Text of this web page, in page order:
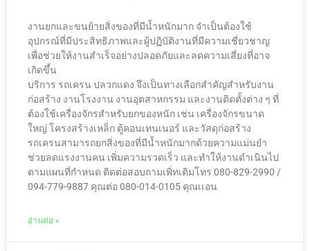
งานยกและขนย้ายสิ่งของที่มีน้ำหนักมาก จำเป็นต้องใช้
อุปกรณ์ที่มีประสิทธิภาพและผู้ปฏิบัติงานที่มีความเชี่ยวชาญ
เพื่อช่วยให้งานสำเร็จอย่างปลอดภัยและลดความเสี่ยงที่อาจ
เกิดขึ้น
บริการ รถเครน ปลวกแดง จึงเป็นทางเลือกสำคัญสำหรับงาน
ก่อสร้าง งานโรงงาน งานอุตสาหกรรม และงานติดตั้งต่าง ๆ ที่
ต้องใช้เครื่องจักรสำหรับยกของหนัก เช่น เครื่องจักรขนาด
ใหญ่ โครงสร้างเหล็ก ตู้คอนเทนเนอร์ และวัสดุก่อสร้าง
รถเครนสามารถยกสิ่งของที่มีน้ำหนักมากด้วยความแม่นยำ
ช่วยลดแรงงานคน เพิ่มความรวดเร็ว และทำให้งานดำเนินไป
ตามแผนที่กำหนด ติดต่อสอบถามเพิ่ทเติมโทร 080-829-2990 /
094-779-9887 คุณต่อ 080-014-0105 คุณเเอน
อ่านต่อ »